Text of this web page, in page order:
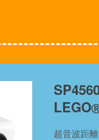
LEGO
超音波距